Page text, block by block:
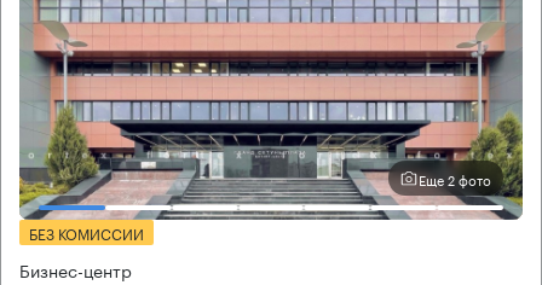
Еще 2 фото
БЕЗ КОМИССИИ
Бизнес-центр